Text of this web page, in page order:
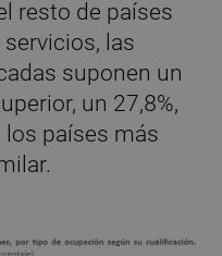
resto de países
las
suponen un
un 27,8%,
los países más